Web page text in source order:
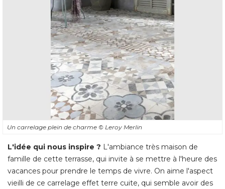
Un carrelage plein de charme © Leroy Merlin
L'idée qui nous inspire ? L'ambiance très maison de
famille de cette terrasse, qui invite à se mettre à l'heure des
vacances pour prendre le temps de vivre. On aime l'aspect
vieilli de ce carrelage effet terre cuite, qui semble avoir des